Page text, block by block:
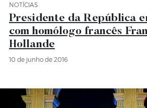
Categoria Notícias
NOTÍCIAS
Presidente da República
com homólogo francês
Hollande
10 de junho de 2016